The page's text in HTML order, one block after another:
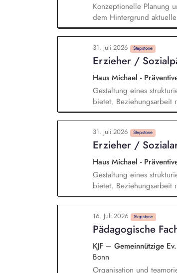
Konzeptionelle Planung
dem Hintergrund
Öffentlichkeitsarbeit
Vorträgen, Netzwerk- u.
(neuen) Spender*innen,
Dialogseminare.
31. Juli 2026 Stepstone
Erzieher /
Haus Michael -
Gestaltung eines
bietet. Beziehungsarbeit
individuellen
Verhalten einordnen,
und individuellen
Freizeit, Verantwortung).
Therapeut*innen und
31. Juli 2026 Stepstone
Erzieher /
Haus Michael -
Gestaltung eines
bietet. Beziehungsarbeit
individuellen
Verhalten einordnen,
und individuellen
Freizeit, Verantwortung).
Therapeut*innen und
16. Juli 2026 Stepstone
Pädagogische
KJF – Gemeinnützige
Bonn
Organisation und